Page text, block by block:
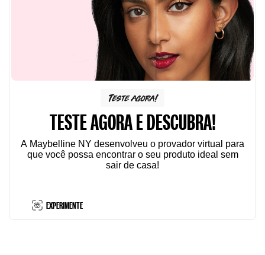
Teste agora!
TESTE AGORA E DESCUBRA!
A Maybelline NY desenvolveu o provador virtual para
que você possa encontrar o seu produto ideal sem
sair de casa!
EXPERIMENTE